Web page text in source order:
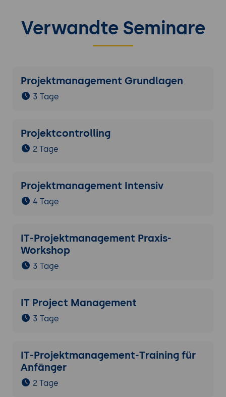
Verwandte Seminare
Projektmanagement Grundlagen
3 Tage
Projektcontrolling
2 Tage
Projektmanagement Intensiv
4 Tage
IT-Projektmanagement Praxis-
Workshop
3 Tage
IT Project Management
3 Tage
IT-Projektmanagement-Training für
Anfänger
2 Tage